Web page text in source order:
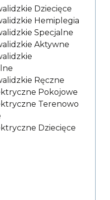
Dziecięce
Hemiplegia
Specjalne
Aktywne
Ręczne
Pokojowe
Terenowo
Dziecięce